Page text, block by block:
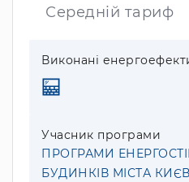
Середній тариф
Виконані
Учасник програми
ПРОГРАМИ
БУДИНКІВ МІСТА